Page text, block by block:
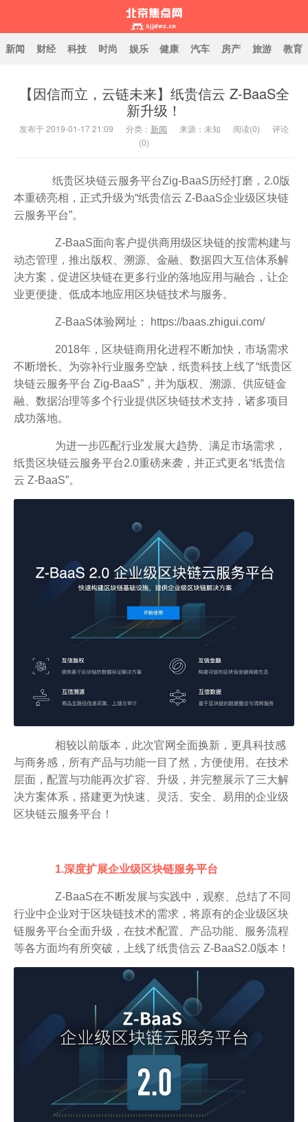
北京焦点网
新闻 财经 科技 时尚 娱乐 健康 汽车 房产 旅游 教育
【因信而立，云链未来】纸贵信云 Z-BaaS全
新升级！
发布于 2019-01-17 21:09 分类： 新闻 来源：未知 阅读(0)
评论
(0)
纸贵区块链云服务平台Zig-BaaS历经打磨，2.0版
本重磅亮相，正式升级为“纸贵信云 Z-BaaS企业级区块链
云服务平台”。
Z-BaaS面向客户提供商用级区块链的按需构建与
动态管理，推出版权、溯源、金融、数据四大互信体系解
决方案，促进区块链在更多行业的落地应用与融合，让企
业更便捷、低成本地应用区块链技术与服务。
Z-BaaS体验网址： https://baas.zhigui.com/
2018年，区块链商用化进程不断加快，市场需求
不断增长。为弥补行业服务空缺，纸贵科技上线了“纸贵区
块链云服务平台 Zig-BaaS”，并为版权、溯源、供应链金
融、数据治理等多个行业提供区块链技术支持，诸多项目
成功落地。
为进一步匹配行业发展大趋势、满足市场需求，
纸贵区块链云服务平台2.0重磅来袭，并正式更名“纸贵信
云 Z-BaaS”。
相较以前版本，此次官网全面换新，更具科技感
与商务感，所有产品与功能一目了然，方便使用。在技术
层面，配置与功能再次扩容、升级，并完整展示了三大解
决方案体系，搭建更为快速、灵活、安全、易用的企业级
区块链云服务平台！
1.深度扩展企业级区块链服务平台
Z-BaaS在不断发展与实践中，观察、总结了不同
行业中企业对于区块链技术的需求，将原有的企业级区块
链服务平台全面升级，在技术配置、产品功能、服务流程
等各方面均有所突破，上线了纸贵信云 Z-BaaS2.0版本！